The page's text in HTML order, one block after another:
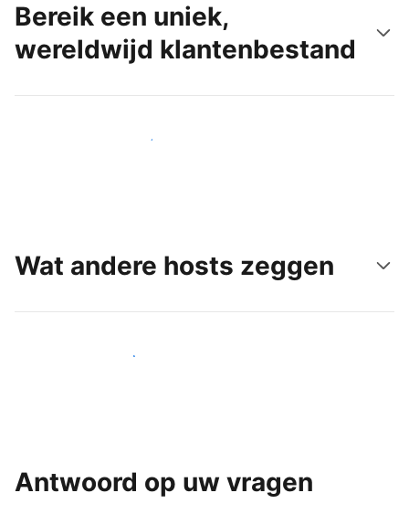
Bereik een uniek,
wereldwijd klantenbestand
Bereik vandaag nog nieuwe gasten
Wat andere hosts zeggen
Word een van onze vele hosts
Antwoord op uw vragen